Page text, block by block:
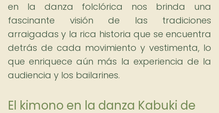
en la danza folclórica nos brinda una
fascinante visión de las tradiciones
arraigadas y la rica historia que se encuentra
detrás de cada movimiento y vestimenta, lo
que enriquece aún más la experiencia de la
audiencia y los bailarines.
El kimono en la danza Kabuki de